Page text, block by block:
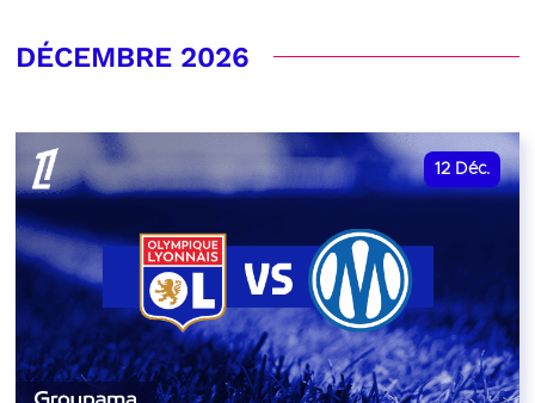
DÉCEMBRE 2026
12 Déc.